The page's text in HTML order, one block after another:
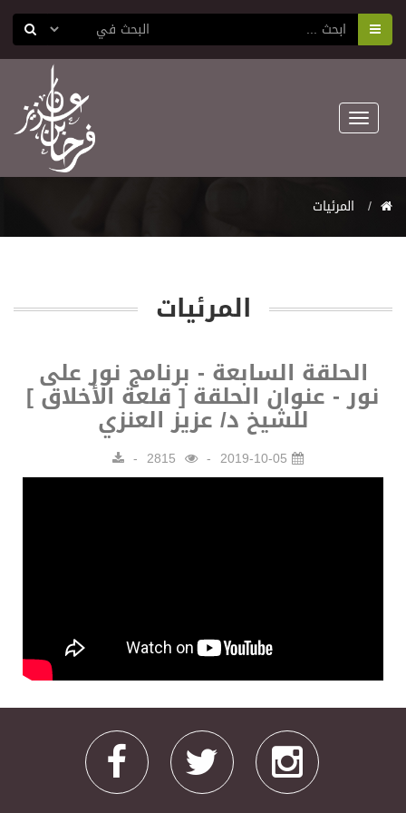
Toggle
navigation
المرئيات
المرئيات
الحلقة السابعة - برنامج نور على
نور - عنوان الحلقة [ قلعة الأخلاق ]
للشيخ د/ عزيز العنزي
2019-10-05